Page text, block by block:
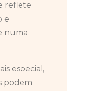
reflete
e
numa
especial,
podem